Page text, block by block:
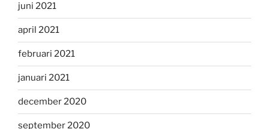
juni 2021
april 2021
februari 2021
januari 2021
december 2020
september 2020